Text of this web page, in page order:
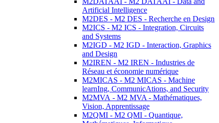
Artificial Intelligence
M2DES - M2 DES - Recherche en Design
M2ICS - M2 ICS - Integration, Circuits
and Systems
M2IGD - M2 IGD - Interaction, Graphics
and Design
M2IREN - M2 IREN - Industries de
Réseau et économie numérique
M2MICAS - M2 MICAS - Machine
learnIng, CommunicAtions, and Security
M2MVA - M2 MVA - Mathématiques,
Vision, Apprentissage
M2QMI - M2 QMI - Quantique,